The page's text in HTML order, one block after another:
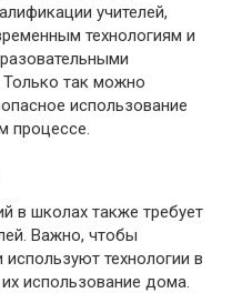
учителей,
технологиям и
так можно
использование
процессе.
в школах также требует
Важно, чтобы
технологии в
использование дома.